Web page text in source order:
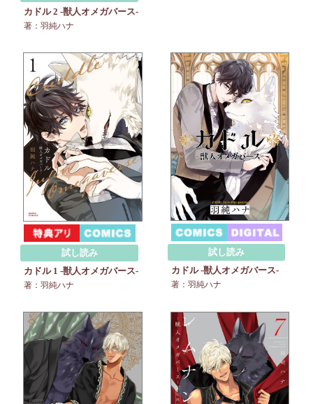
カドル 2 ‐獣人オメガバース‐
著：羽純ハナ
試し読み
カドル 1 ‐獣人オメガバース‐
著：羽純ハナ
試し読み
カドル ‐獣人オメガバース‐
著：羽純ハナ